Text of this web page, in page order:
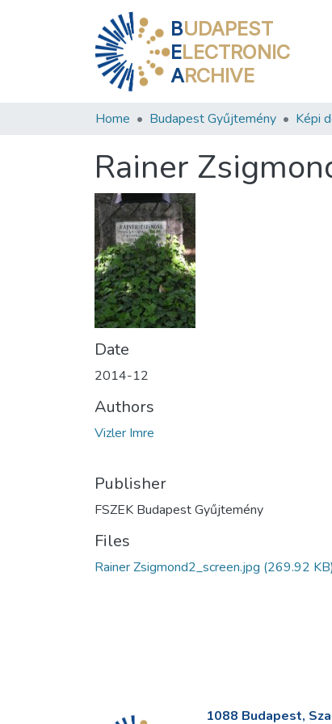
BUDAPEST
ELECTRONIC
ARCHIVE
Home Budapest Gyűjtemény Képi
Rainer
Date
2014-12
Authors
Vizler Imre
Publisher
FSZEK Budapest Gyűjtemény
Files
Rainer Zsigmond2_screen.jpg (269.92 KB)
1088 Budapest,